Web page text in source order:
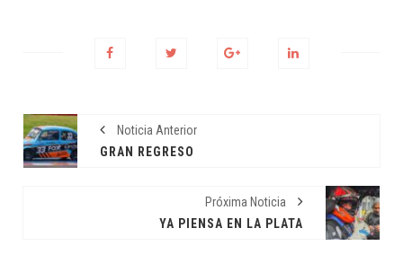
Noticia Anterior
GRAN REGRESO
Próxima Noticia
YA PIENSA EN LA PLATA